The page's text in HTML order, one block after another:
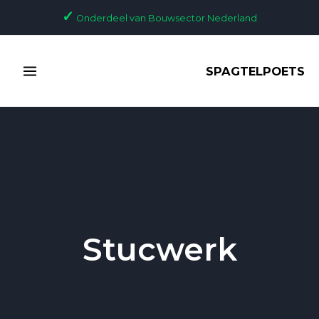
✓ Onderdeel van Bouwsector Nederland
MENU
SPAGTELPOETS
Stucwerk